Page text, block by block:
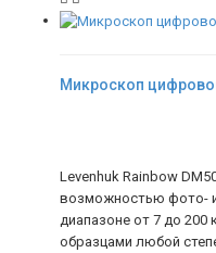
Микроскоп
Levenhuk Rainbow
возможностью фото- и
диапазоне от 7 до 200
образцами любой